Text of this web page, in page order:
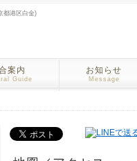
都港区白金)
案内
Guide
お知らせ
Message